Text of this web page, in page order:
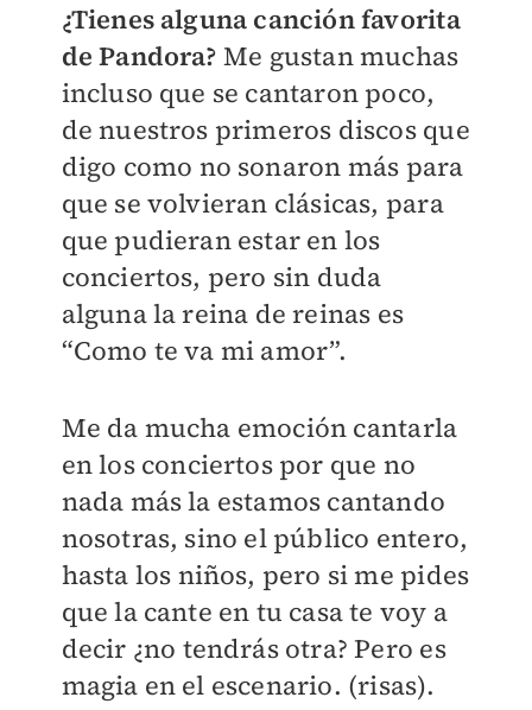
¿Tienes alguna canción favorita
de Pandora? Me gustan muchas
incluso que se cantaron poco,
de nuestros primeros discos que
digo como no sonaron más para
que se volvieran clásicas, para
que pudieran estar en los
conciertos, pero sin duda
alguna la reina de reinas es
“Como te va mi amor”.
Me da mucha emoción cantarla
en los conciertos por que no
nada más la estamos cantando
nosotras, sino el público entero,
hasta los niños, pero si me pides
que la cante en tu casa te voy a
decir ¿no tendrás otra? Pero es
magia en el escenario. (risas).